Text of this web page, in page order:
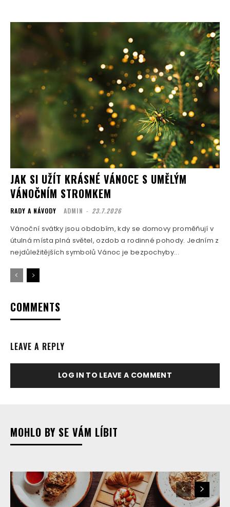
JAK SI UŽÍT KRÁSNÉ VÁNOCE S UMĚLÝM
VÁNOČNÍM STROMKEM
RADY A NÁVODY ADMIN - 23.7.2026
Vánoční svátky jsou obdobím, kdy se domovy proměňují v
útulná místa plná světel, ozdob a rodinné pohody. Jedním z
nejdůležitějších symbolů Vánoc je bezpochyby...
COMMENTS
LEAVE A REPLY
LOG IN TO LEAVE A COMMENT
MOHLO BY SE VÁM LÍBIT